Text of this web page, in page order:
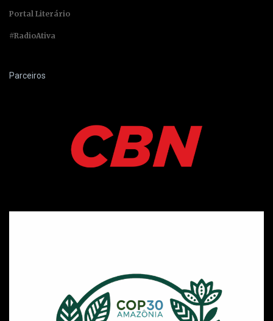
Portal Literário
#RadioAtiva
Parceiros